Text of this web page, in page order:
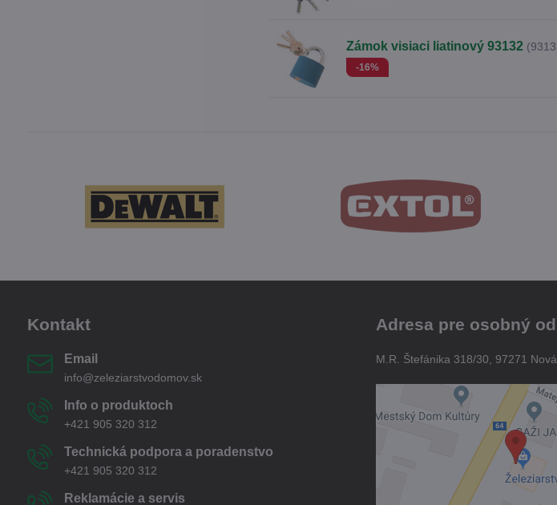
Zámok visiaci liatinový 93132
-16%
Kontakt
Email
info@zeleziarstvodomov.sk
Info o produktoch
+421 905 320 312
Technická podpora a poradenstvo
+421 905 320 312
Reklamácie a servis
Adresa pre osobný
M.R. Štefánika 318/30, 97271